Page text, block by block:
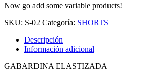
Now go add some variable products!
SKU: S-02 Categoría: SHORTS
Descripción
Información adicional
GABARDINA ELASTIZADA